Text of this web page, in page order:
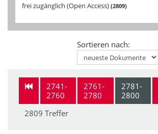
frei zugänglich (Open Access) 2809
Sortieren nach:
2741-
2760
2761-
2780
2781-
2800
2809 Treffer